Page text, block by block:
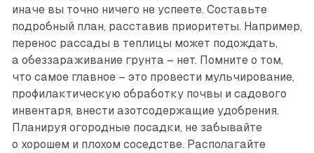
иначе вы точно ничего не успеете. Составьте
подробный план, расставив приоритеты. Например,
перенос рассады в теплицы может подождать,
а обеззараживание грунта – нет. Помните о том,
что самое главное – это провести мульчирование,
профилактическую обработку почвы и садового
инвентаря, внести азотсодержащие удобрения.
Планируя огородные посадки, не забывайте
о хорошем и плохом соседстве. Располагайте